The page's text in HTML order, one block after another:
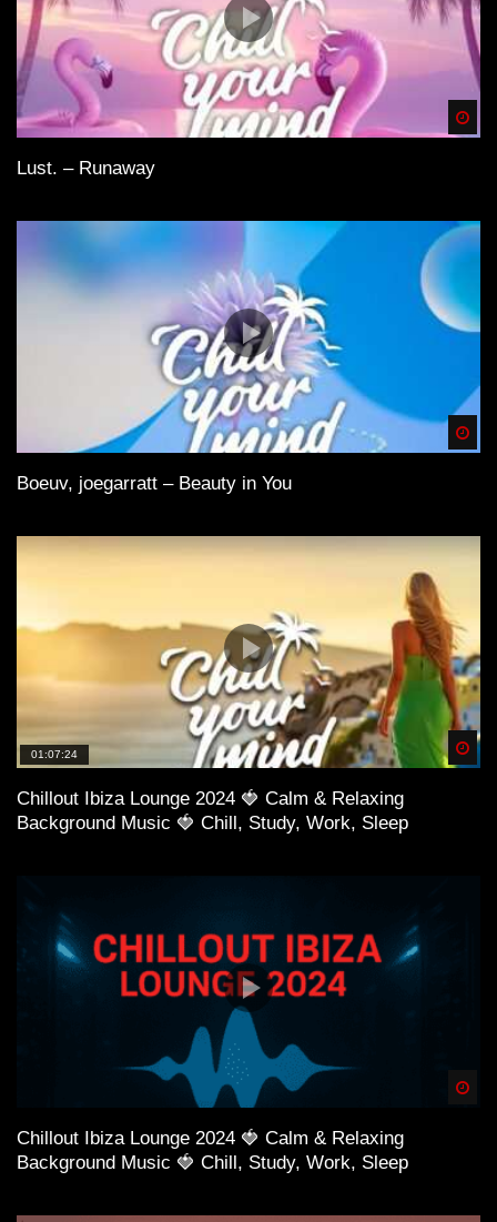
Lust. – Runaway
Boeuv, joegarratt – Beauty in You
01:07:24
Chillout Ibiza Lounge 2024 🍓 Calm & Relaxing
Background Music 🍓 Chill, Study, Work, Sleep
Chillout Ibiza Lounge 2024 🍓 Calm & Relaxing
Background Music 🍓 Chill, Study, Work, Sleep